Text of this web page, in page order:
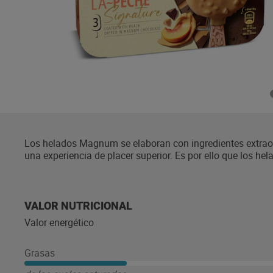
Los helados Magnum se elaboran con ingredientes
una experiencia de placer superior. Es por ello que los
auténtico chocolate Magnum. En Magnum siempre
más sobre nuestros productos, nuestros valores,
primero en conocer nuestras novedades del verano, te
a visitar nuestra página web:
VALOR NUTRICIONAL
Valor energético
Grasas